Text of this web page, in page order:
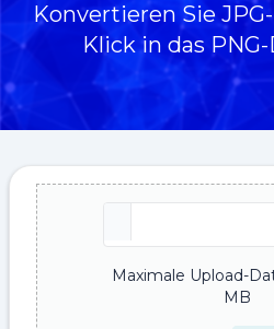
Konvertieren Sie
Klick in das
Maximale Upload-
MB